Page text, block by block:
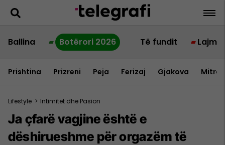
Ballina Botërori 2026 Të fundit Lajme
Prishtina Prizreni Peja Ferizaj Gjakova
Lifestyle > Intimitet dhe Pasion
Ja çfarë vagjine është e
dëshirueshme për orgazëm të